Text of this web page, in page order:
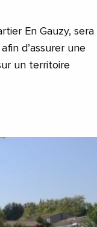
En Gauzy, sera
d’assurer une
un territoire